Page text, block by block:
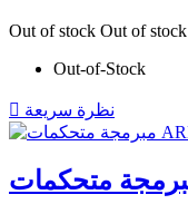
Out of stock Out of stock
Out-of-Stock
 نظرة سريعة